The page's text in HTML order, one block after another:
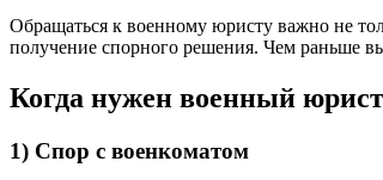
Обращаться к военному юристу важно не
получение спорного решения. Чем раньше
Когда нужен военный
1) Спор с военкоматом